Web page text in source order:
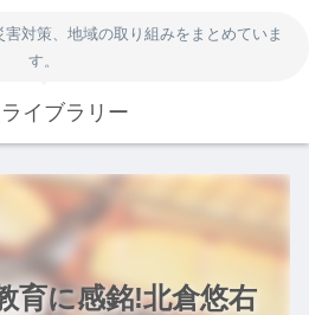
対策、地域の取り組みをまとめていま
す。
イブラリー
育に感銘!北倉悠右